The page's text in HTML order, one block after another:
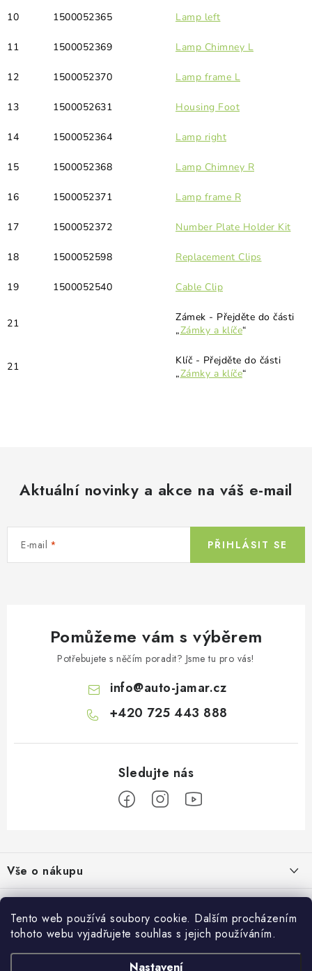
Tento web používá soubory cookie. Dalším procházením
tohoto webu vyjadřujete souhlas s jejich používáním.
Nastavení
10 1500052365 Lamp left
11 1500052369 Lamp Chimney L
12 1500052370 Lamp frame L
13 1500052631 Housing Foot
14 1500052364 Lamp right
15 1500052368 Lamp Chimney R
16 1500052371 Lamp frame R
17 1500052372 Number Plate Holder Kit
18 1500052598 Replacement Clips
19 1500052540 Cable Clip
21
Zámek - Přejděte do části
„Zámky a klíče“
21
Klíč - Přejděte do části
„Zámky a klíče“
Aktuální novinky a akce na váš e-mail
E-mail PŘIHLÁSIT SE
Pomůžeme vám s výběrem
Potřebujete s něčím poradit? Jsme tu pro vás!
info@auto-jamar.cz
+420 725 443 888
p
a
Vše o nákupu
Doprava a platba
Vrácení a výměna
Reklamace
O nás
Kontakty
Prodejna